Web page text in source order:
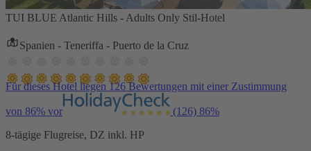
TUI BLUE Atlantic Hills - Adults Only Stil-Hotel
Spanien - Teneriffa - Puerto de la Cruz
Für dieses Hotel liegen 126 Bewertungen mit einer Zustimmung
von 86% vor (126) 86%
8-tägige Flugreise, DZ inkl. HP